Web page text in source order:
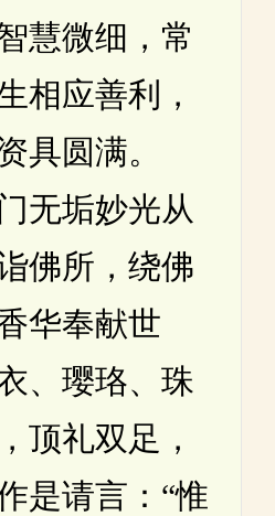
慧微细，常
相应善利，
具圆满。
无垢妙光从
佛所，绕佛
华奉献世
、璎珞、珠
顶礼双足，
是请言：“惟